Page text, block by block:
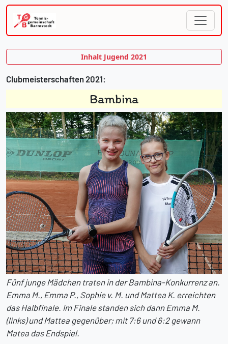
Inhalt Jugend 2021
Clubmeisterschaften 2021:
Bambina
Fünf junge Mädchen traten in der Bambina-Konkurrenz an.
Emma M., Emma P., Sophie v. M. und Mattea K. erreichten
das Halbfinale. Im Finale standen sich dann Emma M.
(links) und Mattea gegenüber; mit 7:6 und 6:2 gewann
Matea das Endspiel.